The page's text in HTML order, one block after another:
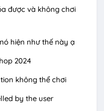
được và không chơi
hiện như thế này ạ
2024
không thể chơi
by the user